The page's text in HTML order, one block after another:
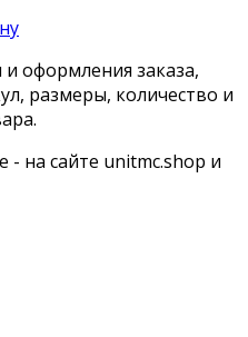
оформления заказа,
размеры, количество и
на сайте unitmc.shop и